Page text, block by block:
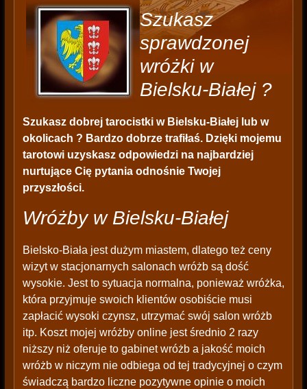
Szukasz
sprawdzonej
wróżki w
Bielsku-Białej ?
Szukasz dobrej tarocistki w Bielsku-Białej lub w
okolicach ? Bardzo dobrze trafiłaś. Dzięki mojemu
tarotowi uzyskasz odpowiedzi na najbardziej
nurtujące Cię pytania odnośnie Twojej
przyszłości.
Wróżby w Bielsku-Białej
Bielsko-Biała jest dużym miastem, dlatego też ceny
wizyt w stacjonarnych salonach wróżb są dość
wysokie. Jest to sytuacja normalna, ponieważ wróżka,
która przyjmuje swoich klientów osobiście musi
zapłacić wysoki czynsz, utrzymać swój salon wróżb
itp. Koszt mojej wróżby online jest średnio 2 razy
niższy niż oferuje to gabinet wróżb a jakość moich
wróżb w niczym nie odbiega od tej tradycyjnej o czym
świadczą bardzo liczne pozytywne opinie o moich